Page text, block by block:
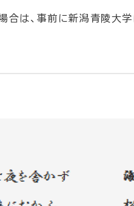
合は、事前に新潟青陵大